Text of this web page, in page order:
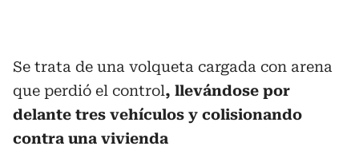
Se trata de una volqueta cargada con arena
que perdió el control, llevándose por
delante tres vehículos y colisionando
contra una vivienda